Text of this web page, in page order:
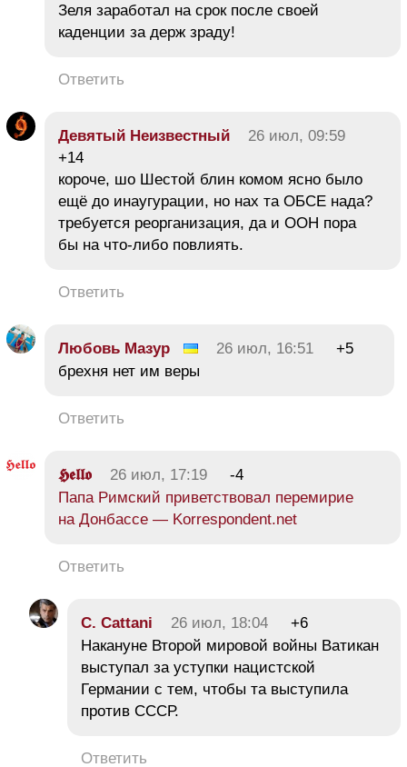
Зеля заработал на срок после своей
каденции за держ зраду!
Ответить
Девятый Неизвестный
26 июл, 09:59
+14
короче, шо Шестой блин комом ясно было
ещё до инаугурации, но нах та ОБСЕ нада?
требуется реорганизация, да и ООН пора
бы на что-либо повлиять.
Ответить
Любовь Мазур 26 июл, 16:51
+5
брехня нет им веры
Ответить
𝕳𝖊𝖑𝖑𝖔 26 июл, 17:19
-4
Папа Римский приветствовал перемирие
на Донбассе — Korrespondent.net
Ответить
C. Cattani 26 июл, 18:04
+6
Накануне Второй мировой войны Ватикан
выступал за уступки нацистской
Германии с тем, чтобы та выступила
против СССР.
Ответить